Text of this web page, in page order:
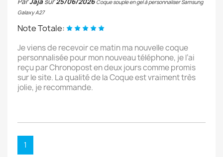
Coque souple en gel à personnaliser Samsung
Galaxy A27
Note Totale:
Je viens de recevoir ce matin ma nouvelle coque
personnalisée pour mon nouveau téléphone, je l’ai
reçu par Chronopost en deux jours comme promis
sur le site. La qualité de la Coque est vraiment très
jolie, je recommande.
1